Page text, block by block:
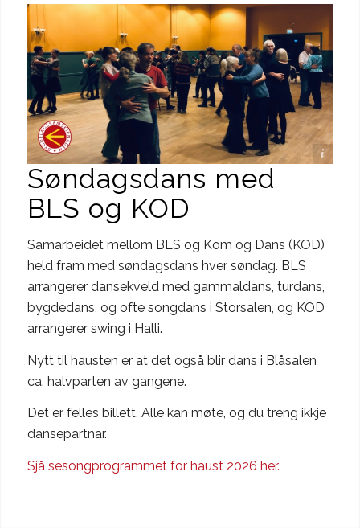
Foto: Runhild Heggem
Søndagsdans med
BLS og KOD
Samarbeidet mellom BLS og Kom og Dans (KOD)
held fram med søndagsdans hver søndag. BLS
arrangerer dansekveld med gammaldans, turdans,
bygdedans, og ofte songdans i Storsalen, og KOD
arrangerer swing i Halli.
Nytt til hausten er at det også blir dans i Blåsalen
ca. halvparten av gangene.
Det er felles billett. Alle kan møte, og du treng ikkje
dansepartnar.
Sjå sesongprogrammet for haust 2026 her.